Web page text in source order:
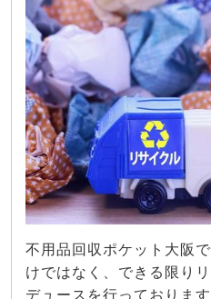
不用品回収ポケット大阪
けではなく、できる限り
デュースを行っておりま